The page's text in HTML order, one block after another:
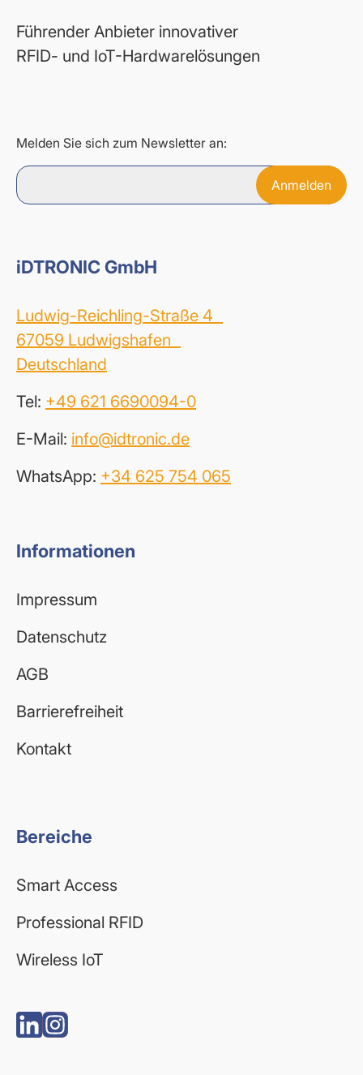
Führender Anbieter innovativer
RFID- und IoT-Hardwarelösungen
Melden Sie sich zum Newsletter an:
iDTRONIC GmbH
Ludwig-Reichling-Straße 4
67059 Ludwigshafen
Deutschland
Tel: +49 621 6690094-0
E-Mail: info@idtronic.de
WhatsApp: +34 625 754 065
Informationen
Impressum
Datenschutz
AGB
Barrierefreiheit
Kontakt
Bereiche
Smart Access
Professional RFID
Wireless IoT